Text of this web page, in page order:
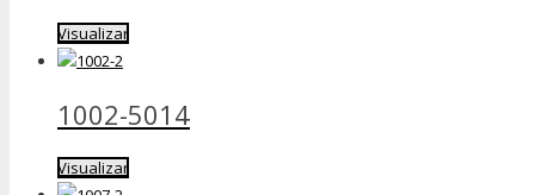
Visualizar
1002-5014
Visualizar